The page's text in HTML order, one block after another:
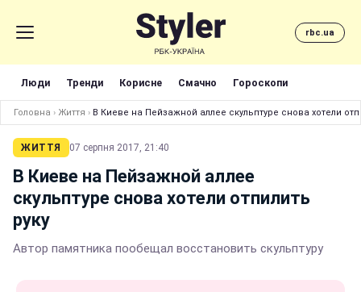
rbc.ua
Люди Тренди Корисне Смачно Гороскопи
Головна › Життя › В Киеве на Пейзажной аллее скульптуре снова хотели
ЖИТТЯ 07 серпня 2017, 21:40
В Киеве на Пейзажной аллее
скульптуре снова хотели отпилить
руку
Автор памятника пообещал восстановить скульптуру